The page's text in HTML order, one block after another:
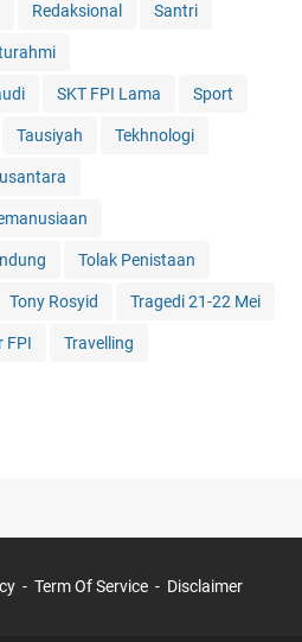
Redaksional Santri
SKT FPI Lama Sport
Tausiyah Tekhnologi
Tolak Penistaan
Tony Rosyid Tragedi 21-22 Mei
FPI Travelling
Term Of Service Disclaimer